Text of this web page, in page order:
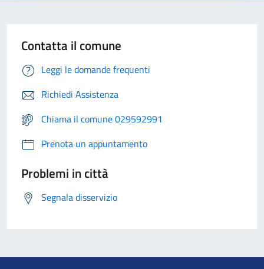
Contatta il comune
Leggi le domande frequenti
Richiedi Assistenza
Chiama il comune 029592991
Prenota un appuntamento
Problemi in città
Segnala disservizio